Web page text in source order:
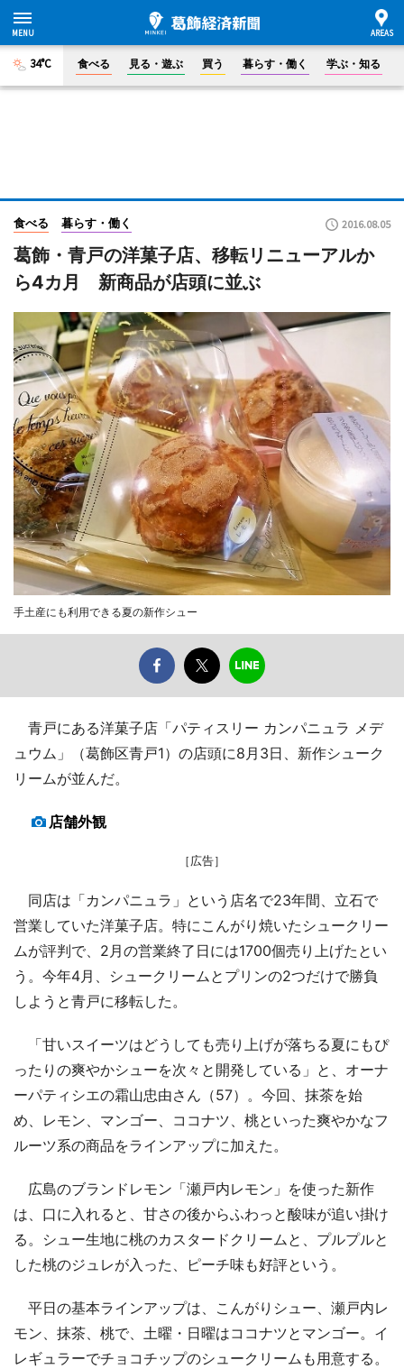
34°C 食べる 見る・遊ぶ 買う 暮らす・働く 学ぶ・知る
食べる 暮らす・働く 2016.08.05
葛飾・青戸の洋菓子店、移転リニューアルか
ら4カ月 新商品が店頭に並ぶ
手土産にも利用できる夏の新作シュー
青戸にある洋菓子店「パティスリー カンパニュラ メデ
ュウム」（葛飾区青戸1）の店頭に8月3日、新作シューク
リームが並んだ。
店舗外観
［広告］
同店は「カンパニュラ」という店名で23年間、立石で
営業していた洋菓子店。特にこんがり焼いたシュークリー
ムが評判で、2月の営業終了日には1700個売り上げたとい
う。今年4月、シュークリームとプリンの2つだけで勝負
しようと青戸に移転した。
「甘いスイーツはどうしても売り上げが落ちる夏にもぴ
ったりの爽やかシューを次々と開発している」と、オーナ
ーパティシエの霜山忠由さん（57）。今回、抹茶を始
め、レモン、マンゴー、ココナツ、桃といった爽やかなフ
ルーツ系の商品をラインアップに加えた。
広島のブランドレモン「瀬戸内レモン」を使った新作
は、口に入れると、甘さの後からふわっと酸味が追い掛け
る。シュー生地に桃のカスタードクリームと、プルプルと
した桃のジュレが入った、ピーチ味も好評という。
平日の基本ラインアップは、こんがりシュー、瀬戸内レ
モン、抹茶、桃で、土曜・日曜はココナツとマンゴー。イ
レギュラーでチョコチップのシュークリームも用意する。